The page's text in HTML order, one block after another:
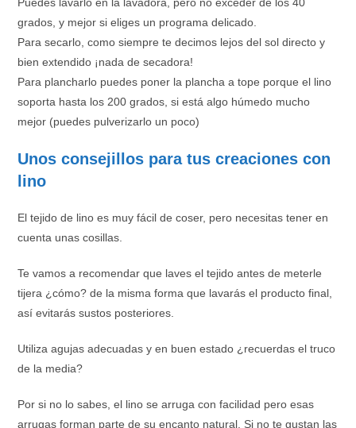
grados, y mejor si eliges un programa delicado.
Para secarlo, como siempre te decimos lejos del sol directo y
bien extendido ¡nada de secadora!
Para plancharlo puedes poner la plancha a tope porque el lino
soporta hasta los 200 grados, si está algo húmedo mucho
mejor (puedes pulverizarlo un poco)
Unos consejillos para tus creaciones con
lino
El tejido de lino es muy fácil de coser, pero necesitas tener en
cuenta unas cosillas.
Te vamos a recomendar que laves el tejido antes de meterle
tijera ¿cómo? de la misma forma que lavarás el producto final,
así evitarás sustos posteriores.
Utiliza agujas adecuadas y en buen estado ¿recuerdas el truco
de la media?
Por si no lo sabes, el lino se arruga con facilidad pero esas
arrugas forman parte de su encanto natural. Si no te gustan las